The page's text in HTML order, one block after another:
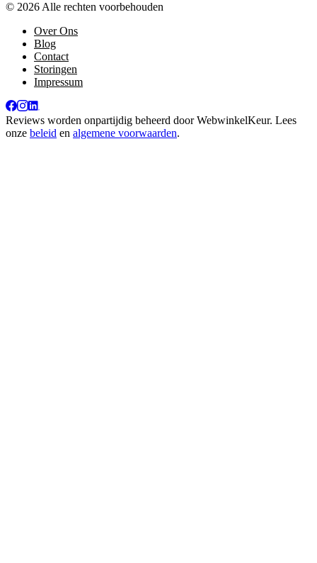
© 2026 Alle rechten voorbehouden
Over Ons
Blog
Contact
Storingen
Impressum
Reviews worden onpartijdig beheerd doorWebwinkelKeur. Lees
onze beleid en algemene voorwaarden.